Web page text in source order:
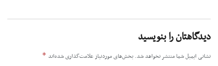
دیدگاهتان را بنویسید
نشانی ایمیل شما منتشر نخواهد شد. بخش‌های موردنیاز علامت‌گذاری شده‌اند *